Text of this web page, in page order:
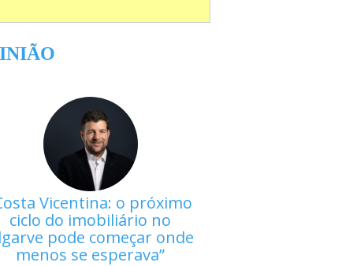
Vicentina: o próximo
ciclo do imobiliário no
pode começar onde
menos se esperava